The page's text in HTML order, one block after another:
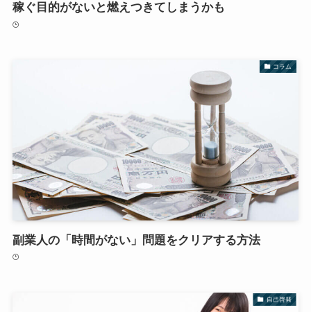
稼ぐ目的がないと燃えつきてしまうかも
コラム
副業人の「時間がない」問題をクリアする方法
自己啓発